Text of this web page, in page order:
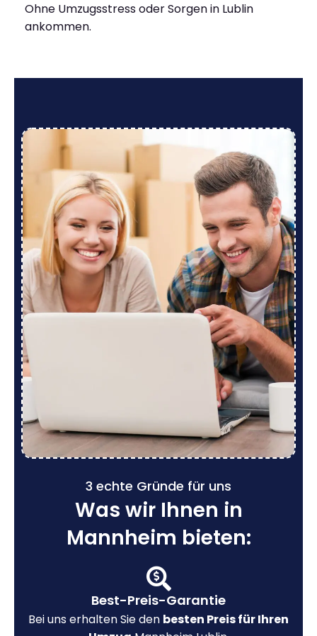
Ohne Umzugsstress oder Sorgen in Lublin
ankommen.
3 echte Gründe für uns
Was wir Ihnen in
Mannheim bieten:
Best-Preis-Garantie
Bei uns erhalten Sie den besten Preis für Ihren